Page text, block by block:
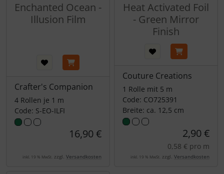
Enchanted Ocean -
Illusion Film
Crafter's Companion
4 Rollen je 1 m
Code: S-EO-ILFI
16,90 €
inkl. 19 % MwSt. zzgl. Versandkosten
Heat Activated Foil
- Green Mirror
Finish
Couture Creations
1 Rolle mit 5 m
Code: CO725391
Breite: ca. 12,5 cm
2,90 €
0,58 € pro m
inkl. 19 % MwSt. zzgl. Versandkosten